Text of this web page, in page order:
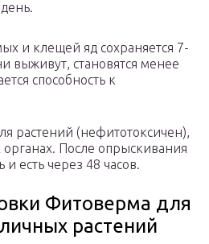
и клещей яд сохраняется 7-
выживут, становятся менее
способность к
растений (нефитотоксичен),
органах. После опрыскивания
есть через 48 часов.
Фитоверма для
растений